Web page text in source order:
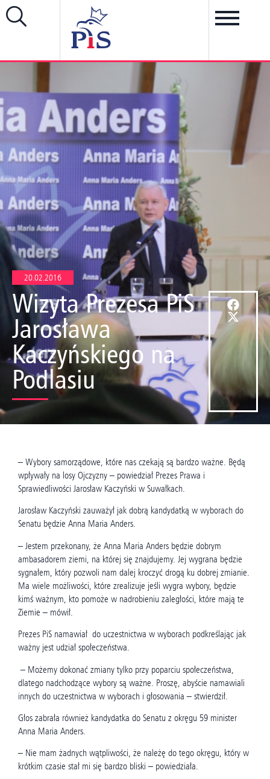
20.02.2016
Wizyta Prezesa PiS
Jarosława
Kaczyńskiego na
Podlasiu
– Wybory samorządowe, które nas czekają są bardzo ważne. Będą
wpływały na losy Ojczyzny – powiedział Prezes Prawa i
Sprawiedliwości Jarosław Kaczyński w Suwałkach.
Jarosław Kaczyński zauważył jak dobrą kandydatką w wyborach do
Senatu będzie Anna Maria Anders.
– Jestem przekonany, że Anna Maria Anders będzie dobrym
ambasadorem ziemi, na której się znajdujemy. Jej wygrana będzie
sygnałem, który pozwoli nam dalej kroczyć drogą ku dobrej zmianie.
Ma wiele możliwości, które zrealizuje jeśli wygra wybory, będzie
kimś ważnym, kto pomoże w nadrobieniu zaległości, które mają te
Ziemie – mówił.
Prezes PiS namawiał do uczestnictwa w wyborach podkreślając jak
ważny jest udział społeczeństwa.
– Możemy dokonać zmiany tylko przy poparciu społeczeństwa,
dlatego nadchodzące wybory są ważne. Proszę, abyście namawiali
innych do uczestnictwa w wyborach i głosowania – stwierdził.
Głos zabrała również kandydatka do Senatu z okręgu 59 minister
Anna Maria Anders.
– Nie mam żadnych wątpliwości, że należę do tego okręgu, który w
krótkim czasie stał mi się bardzo bliski – powiedziała.